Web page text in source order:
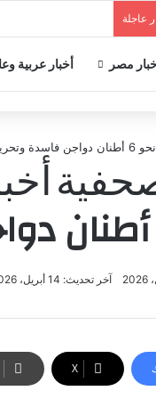
عاجلة
مصر أخبار عربية
في الإسكندرية
آخر تحديث: 14 أبريل، 2026
‫X